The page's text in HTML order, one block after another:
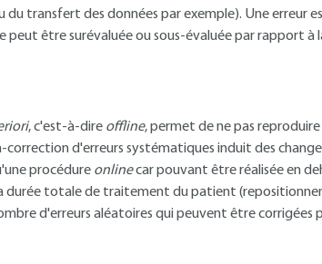
du transfert des données par exemple). Une erreur
peut être surévaluée ou sous-évaluée par rapport à
, c'est-à-dire offline, permet de ne pas
correction d'erreurs systématiques induit des
procédure onlinecar pouvant être réalisée en
durée totale de traitement du patient
d'erreurs aléatoires qui peuvent être corrigées